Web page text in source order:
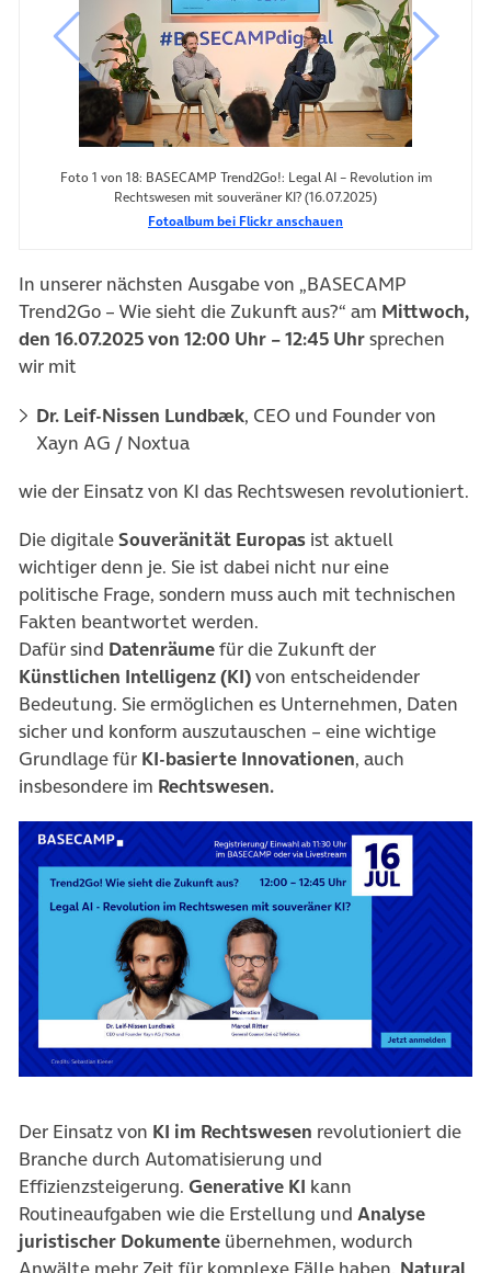
Foto 1 von 18: BASECAMP Trend2Go!: Legal AI – Revolution im
Rechtswesen mit souveräner KI? (16.07.2025)
vorheriges Bild
Fotoalbum bei Flickr anschauen
In unserer nächsten Ausgabe von „BASECAMP
Trend2Go – Wie sieht die Zukunft aus?“ am Mittwoch,
den 16.07.2025 von 12:00 Uhr – 12:45 Uhrsprechen
wir mit
Dr. Leif-Nissen Lundbæk, CEO und Founder von
Xayn AG / Noxtua
wie der Einsatz von KI das Rechtswesen revolutioniert.
Die digitaleSouveränität Europas ist aktuell
wichtiger denn je. Sie ist dabei nicht nur eine
politische Frage, sondern muss auch mit technischen
Fakten beantwortet werden.
Dafür sind Datenräumefür die Zukunft der
Künstlichen Intelligenz (KI)von entscheidender
Bedeutung. Sie ermöglichen es Unternehmen, Daten
sicher und konform auszutauschen – eine wichtige
Grundlage für KI-basierte Innovationen, auch
insbesondere im Rechtswesen.
Der Einsatz von KI im Rechtswesen revolutioniert die
Branche durch Automatisierung und
Effizienzsteigerung. Generative KI kann
Routineaufgaben wie die Erstellung und Analyse
juristischer Dokumente übernehmen, wodurch